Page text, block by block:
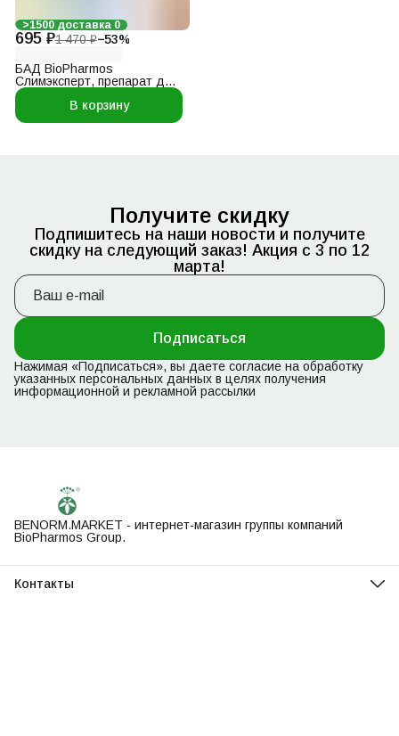
>1500 доставка 0
695 ₽1 470 ₽−53%
БАД BioPharmos
Слимэксперт, препарат для
регулирования общей
массы тела, жиросжигатель,
витамины для женщин и
В корзину
Получите скидку
Подпишитесь на наши новости и получите
скидку на следующий заказ! Акция с 3 по 12
марта!
Подписаться
Нажимая «Подписаться», вы даете согласие на обработку
указанных персональных данных в целях получения
информационной и рекламной рассылки
BENORM.MARKET - интернет-магазин группы компаний
BioPharmos Group.
Контакты